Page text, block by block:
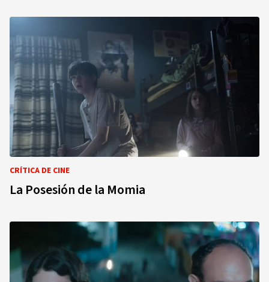
CRÍTICA DE CINE
La Posesión de la Momia